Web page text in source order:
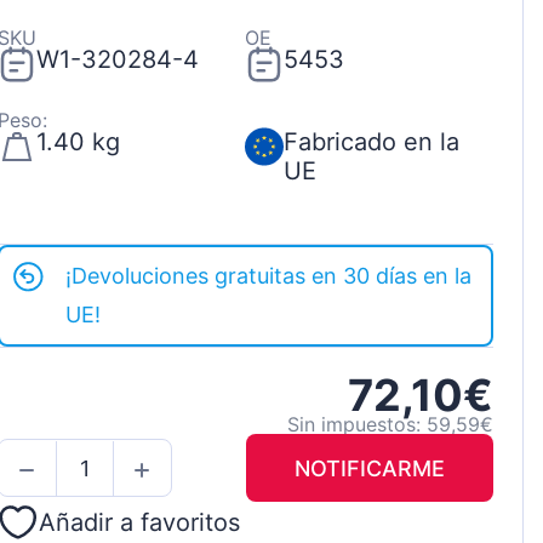
W1-320284-4
OE
5453
1.40 kg
Fabricado en la
UE
¡Devoluciones gratuitas en 30 días en la
UE!
72,10€
Sin impuestos: 59,59€
NOTIFICARME
Añadir a favoritos